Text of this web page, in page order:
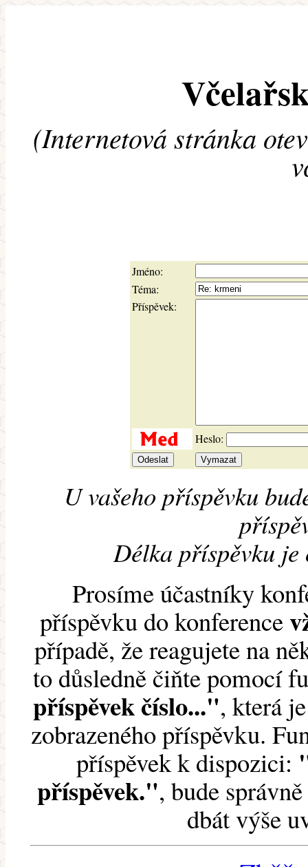
(Internetová stránka
Jméno:
Téma:
Příspěvek:
Heslo:
U vašeho příspěvku
Délka příspěvku je
Prosíme účastníky
příspěvku do konference
případě, že reagujete na
to důsledně čiňte pomocí
příspěvek číslo...", která
zobrazeného příspěvku.
příspěvek k dispozici:
příspěvek.", bude
dbát výše